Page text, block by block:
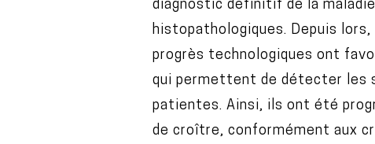
diagnostic définitif de la
histopathologiques. Depuis
progrès technologiques ont
qui permettent de détecter les
patientes. Ainsi, ils ont été
de croître, conformément aux